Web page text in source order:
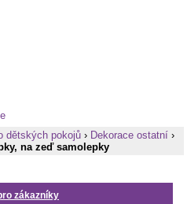
dětských pokojů › Dekorace ostatní ›
na zeď samolepky
zákazníky